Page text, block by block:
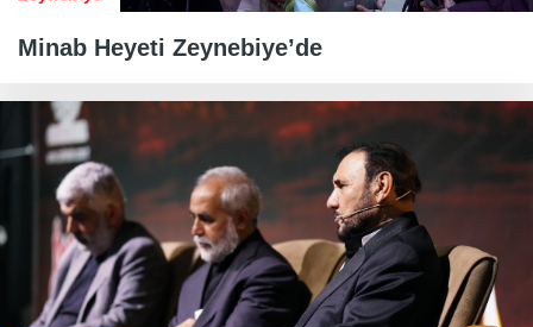
Minab Heyeti Zeynebiye’de